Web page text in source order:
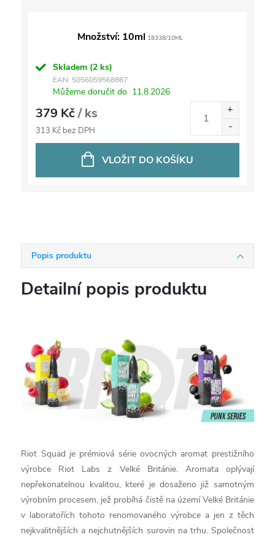
Množství: 10ml 18338/10ML
Skladem (2 ks)
EAN: 5056059568867
Můžeme doručit do 11.8.2026
379 Kč/ ks
313 Kč bez DPH
VLOŽIT DO KOŠÍKU
Popis produktu
Detailní popis produktu
Riot Squad je prémiová série ovocných aromat prestižního
výrobce Riot Labs z Velké Británie. Aromata oplývají
nepřekonatelnou kvalitou, které je dosaženo již samotným
výrobním procesem, jež probíhá čistě na území Velké Británie
v laboratořích tohoto renomovaného výrobce a jen z těch
nejkvalitnějších a nejchutnějších surovin na trhu. Společnost